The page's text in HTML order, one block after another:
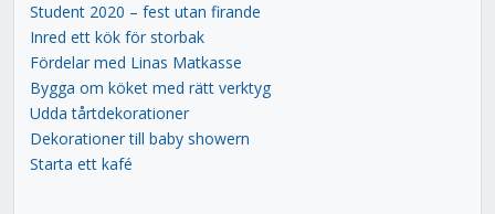
Student 2020 – fest utan firande
Inred ett kök för storbak
Fördelar med Linas Matkasse
Bygga om köket med rätt verktyg
Udda tårtdekorationer
Dekorationer till baby showern
Starta ett kafé